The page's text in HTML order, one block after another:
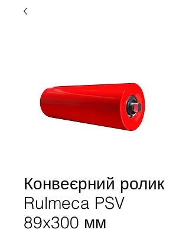
Конвеєрний ролик
Rulmeca PSV
89x300 мм